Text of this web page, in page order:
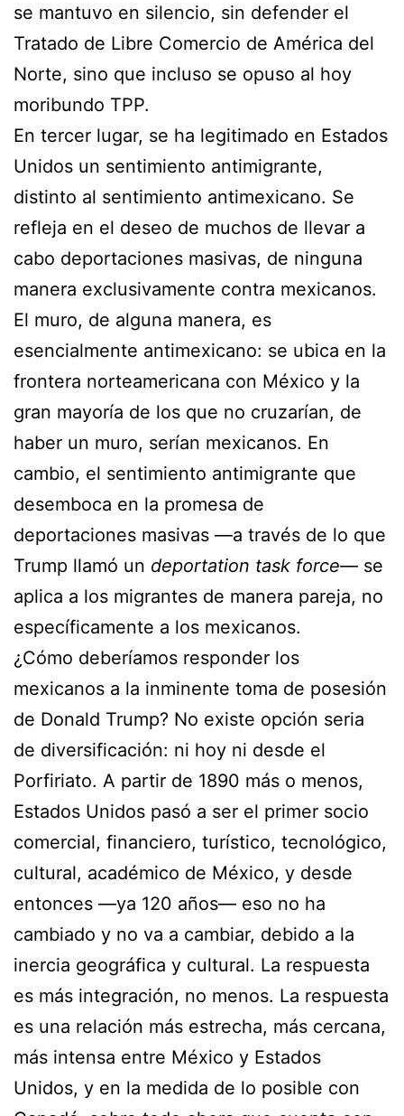
se mantuvo en silencio, sin defender el
Tratado de Libre Comercio de América del
Norte, sino que incluso se opuso al hoy
moribundo TPP.
En tercer lugar, se ha legitimado en Estados
Unidos un sentimiento antimigrante,
distinto al sentimiento antimexicano. Se
refleja en el deseo de muchos de llevar a
cabo deportaciones masivas, de ninguna
manera exclusivamente contra mexicanos.
El muro, de alguna manera, es
esencialmente antimexicano: se ubica en la
frontera norteamericana con México y la
gran mayoría de los que no cruzarían, de
haber un muro, serían mexicanos. En
cambio, el sentimiento antimigrante que
desemboca en la promesa de
deportaciones masivas —a través de lo que
Trump llamó un deportation task force— se
aplica a los migrantes de manera pareja, no
específicamente a los mexicanos.
¿Cómo deberíamos responder los
mexicanos a la inminente toma de posesión
de Donald Trump? No existe opción seria
de diversificación: ni hoy ni desde el
Porfiriato. A partir de 1890 más o menos,
Estados Unidos pasó a ser el primer socio
comercial, financiero, turístico, tecnológico,
cultural, académico de México, y desde
entonces —ya 120 años— eso no ha
cambiado y no va a cambiar, debido a la
inercia geográfica y cultural. La respuesta
es más integración, no menos. La respuesta
es una relación más estrecha, más cercana,
más intensa entre México y Estados
Unidos, y en la medida de lo posible con